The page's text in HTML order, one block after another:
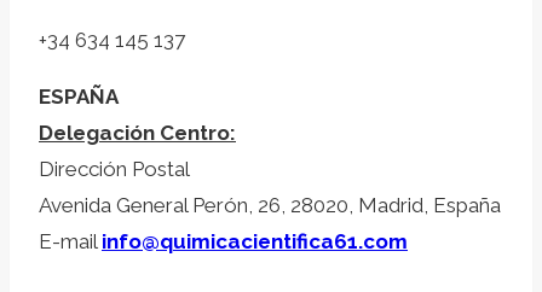
+34 634 145 137
ESPAÑA
Delegación Centro:
Dirección Postal
Avenida General Perón, 26, 28020, Madrid, España
E-mail info@quimicacientifica61.com